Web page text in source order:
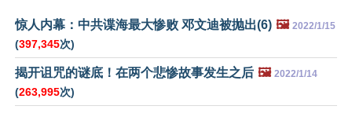
惊人内幕：中共谍海最大惨败 邓文迪被抛出(6) 🖼️ 2022/1/15
(397,345次)
揭开诅咒的谜底！在两个悲惨故事发生之后 🖼️ 2022/1/14
(263,995次)